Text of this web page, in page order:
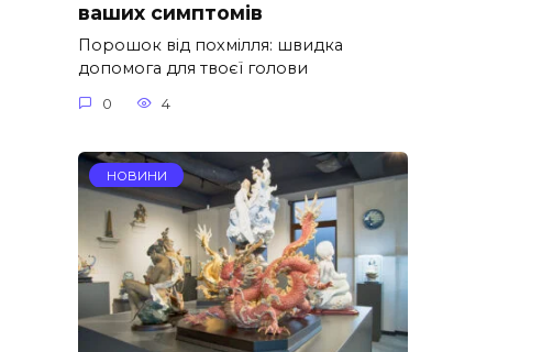
ваших симптомів
Порошок від похмілля: швидка
допомога для твоєї голови
0 4
НОВИНИ